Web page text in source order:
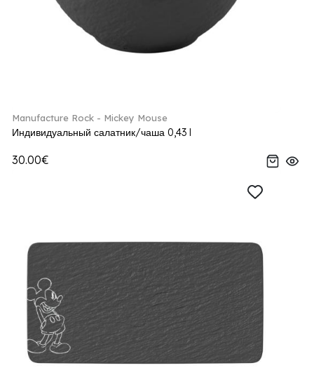
Manufacture Rock - Mickey Mouse
Индивидуальный салатник/чаша 0,43 l
30.00€